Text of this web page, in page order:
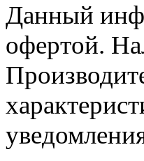
Данный
офертой.